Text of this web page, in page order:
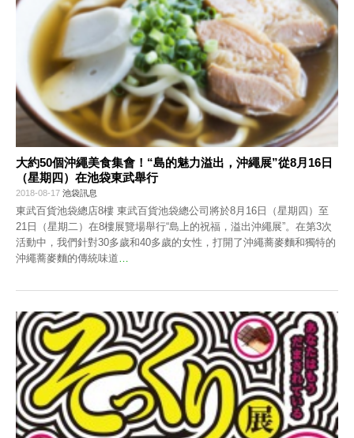
大約50個沖繩美食集會！“島的魅力溢出，沖繩展”從8月16日
（星期四）在池袋東武舉行
2018-08-17 池袋訊息
東武百貨池袋總店8樓 東武百貨池袋總公司將於8月16日（星期四）至
21日（星期二）在8樓展覽場舉行“島上的祝福，溢出沖繩展”。在第3次
活動中，我們針對30多歲和40多歲的女性，打開了沖繩蕎麥麵和獨特的
沖繩蕎麥麵的傳統味道